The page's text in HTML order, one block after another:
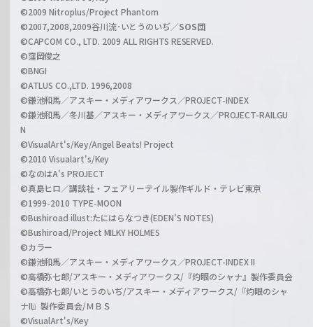
l
©2009 Nitroplus/Project Phantom
©2007,2008,2009谷川流･いとうのいぢ／SOS団
©CAPCOM CO., LTD. 2009 ALL RIGHTS RESERVED.
©窪岡俊之
©BNGI
©ATLUS CO.,LTD. 1996,2008
©鎌池和馬／アスキー・メディアワークス／PROJECT-INDEX
©鎌池和馬／冬川基／アスキー・メディアワークス／PROJECT-RAILGU
N
©VisualArt's/Key/Angel Beats! Project
©2010 Visualart's/Key
©なのはA's PROJECT
©真島ヒロ／講談社・フェアリーテイル製作ギルド・テレビ東京
©1999-2010 TYPE-MOON
©Bushiroad illust:たにはらなつき(EDEN'S NOTES)
©Bushiroad/Project MILKY HOLMES
©カラー
©鎌池和馬／アスキー・メディアワークス／PROJECT-INDEX II
©高橋弥七郎/アスキー・メディアワークス/『灼眼のシャナ』製作委員会
©高橋弥七郎/いとうのいぢ/アスキー・メディアワークス/『灼眼のシャ
ナII』製作委員会/ＭＢＳ
©VisualArt's/Key